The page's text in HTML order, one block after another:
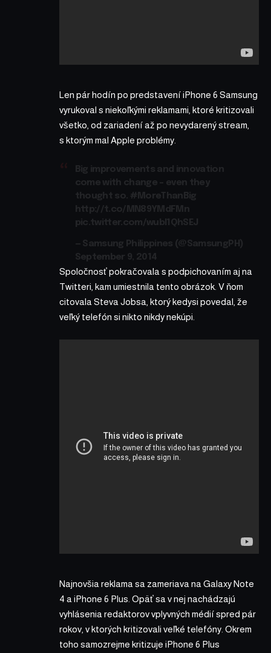
Len pár hodín po predstavení iPhone 6 Samsung
vyrukoval s niekoľkými reklamami, ktoré kritizovali
všetko, od zariadení až po nevydarený stream,
s ktorým mal Apple problémy.
Big improvements and innovation
come with change – even they
thought so. #MoreThanBig
http://t.co/MN89YMdFMn
pic.twitter.com/wubl1QhSEJ
— Samsung Philippines (@SamsungPH)
September 9, 2014
Spoločnosť pokračovala s podpichovaním aj na
Twitteri, kam umiestnila tento obrázok. V ňom
citovala Steva Jobsa, ktorý kedysi povedal, že
veľký telefón si nikto nikdy nekúpi.
Najnovšia reklama sa zameriava na Galaxy Note
4 a iPhone 6 Plus. Opäť sa v nej nachádzajú
vyhlásenia redaktorov vplyvných médií spred pár
rokov, v ktorých kritizovali veľké telefóny. Okrem
toho samozrejme kritizuje iPhone 6 Plus